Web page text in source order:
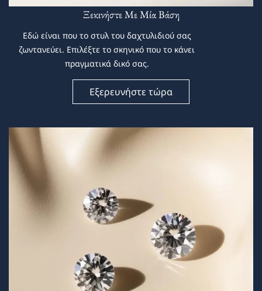
Ξεκινήστε Με Μία Βάση
Εδώ είναι που το στυλ του δαχτυλιδιού σας
ζωντανεύει. Επιλέξτε το σκηνικό που το κάνει
πραγματικά δικό σας.
Εξερευνήστε τώρα